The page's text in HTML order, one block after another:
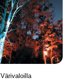
Värivaloilla